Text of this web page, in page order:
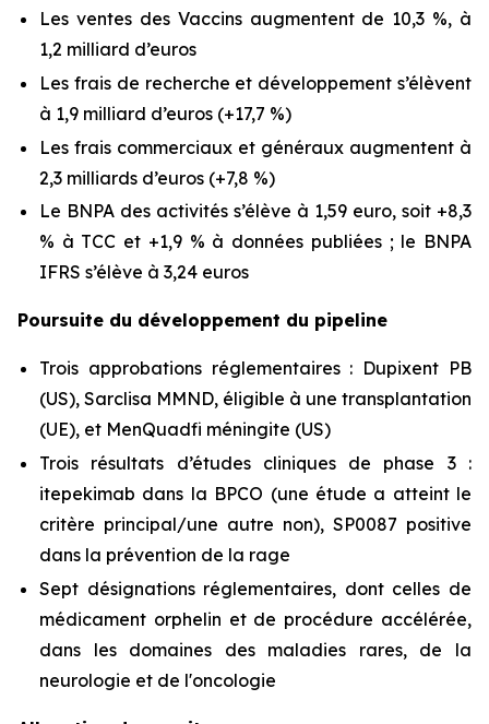
Les ventes des Vaccins augmentent de 10,3 %, à
1,2 milliard d’euros
Les frais de recherche et développement s’élèvent
à 1,9 milliard d’euros (+17,7 %)
Les frais commerciaux et généraux augmentent à
2,3 milliards d’euros (+7,8 %)
Le BNPA des activités s’élève à 1,59 euro, soit +8,3
% à TCC et +1,9 % à données publiées ; le BNPA
IFRS s’élève à 3,24 euros
Poursuite du développement du pipeline
Trois approbations réglementaires : Dupixent PB
(US), Sarclisa MMND, éligible à une transplantation
(UE), et MenQuadfi méningite (US)
Trois résultats d’études cliniques de phase 3 :
itepekimab dans la BPCO (une étude a atteint le
critère principal/une autre non), SP0087 positive
dans la prévention de la rage
Sept désignations réglementaires, dont celles de
médicament orphelin et de procédure accélérée,
dans les domaines des maladies rares, de la
neurologie et de l'oncologie